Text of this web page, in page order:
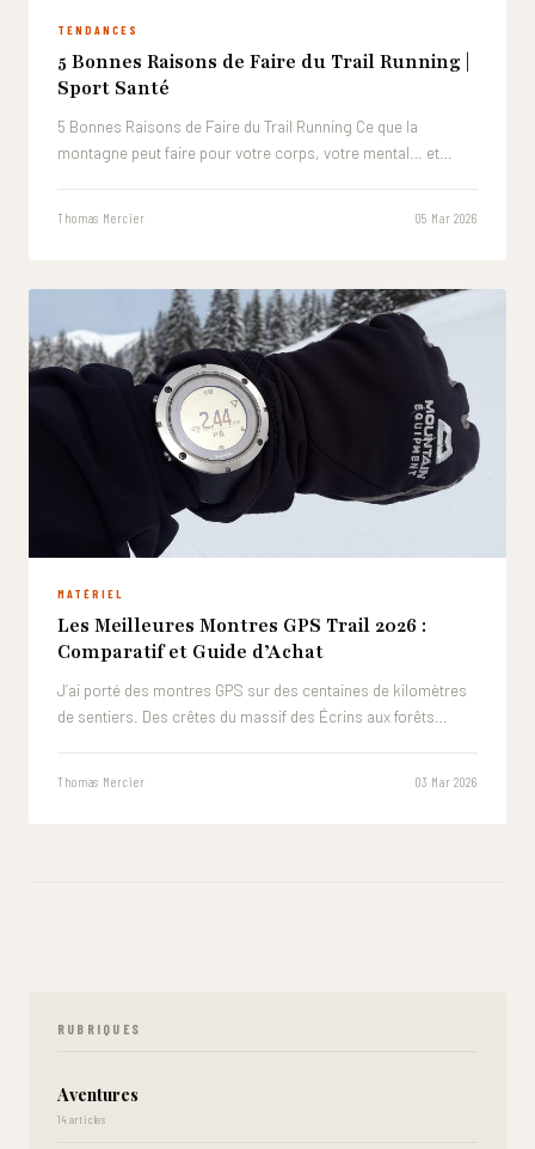
TENDANCES
5 Bonnes Raisons de Faire du Trail Running |
Sport Santé
5 Bonnes Raisons de Faire du Trail Running Ce que la
montagne peut faire pour votre corps, votre mental… et…
Thomas Mercier 05 Mar 2026
MATÉRIEL
Les Meilleures Montres GPS Trail 2026 :
Comparatif et Guide d’Achat
J’ai porté des montres GPS sur des centaines de kilomètres
de sentiers. Des crêtes du massif des Écrins aux forêts…
Thomas Mercier 03 Mar 2026
RUBRIQUES
Aventures
14 articles